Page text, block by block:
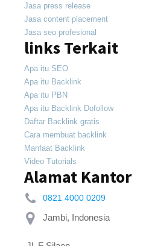
Jasa press release
Jasa content placement
Jasa seo profesional
links Terkait
Apa itu SEO
Apa itu Backlink
Apa itu PBN
Apa itu Backlink Dofollow
Daftar Backlink gratis
Cara membuat backlink
Manfaat Backlink
Video Tutorials
Alamat Kantor
0821 4000 0209